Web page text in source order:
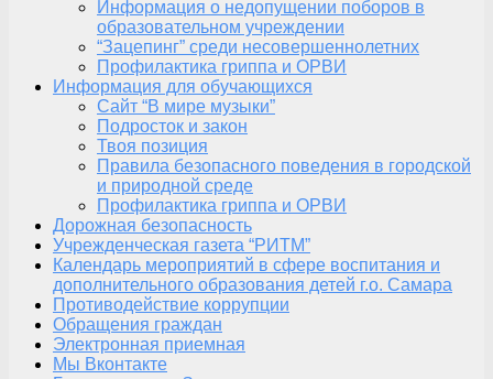
Информация о недопущении поборов в
образовательном учреждении
“Зацепинг” среди несовершеннолетних
Профилактика гриппа и ОРВИ
Информация для обучающихся
Сайт “В мире музыки”
Подросток и закон
Твоя позиция
Правила безопасного поведения в городской
и природной среде
Профилактика гриппа и ОРВИ
Дорожная безопасность
Учрежденческая газета “РИТМ”
Календарь мероприятий в сфере воспитания и
дополнительного образования детей г.о. Самара
Противодействие коррупции
Обращения граждан
Электронная приемная
Мы Вконтакте